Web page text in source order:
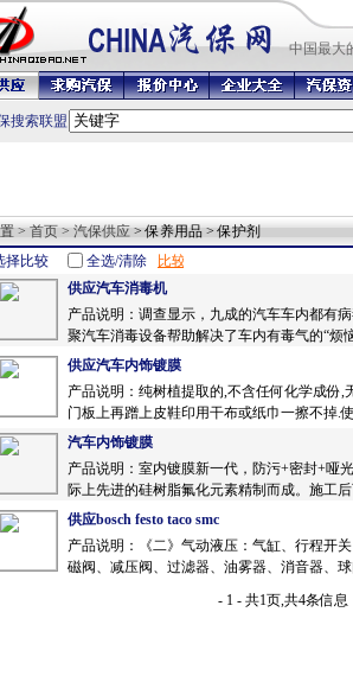
中国最大
搜索联盟
> 首页 > 汽保供应 > 保养用品 > 保护剂
择比较
全选/清除
供应汽车消毒机
产品说明：调查显示，九成的汽车车内都有
聚汽车消毒设备帮助解决了车内有毒气的“烦
供应汽车内饰镀膜
产品说明：纯树植提取的,不含任何化学成份,
门板上再蹭上皮鞋印用干布或纸巾一擦不掉.
汽车内饰镀膜
产品说明：室内镀膜新一代，防污+密封+哑
际上先进的硅树脂氟化元素精制而成。施工
供应bosch festo taco smc
产品说明：《二》气动液压：气缸、行程开
磁阀、减压阀、过滤器、油雾器、消音器、
- 1 - 共1页,共4条信息